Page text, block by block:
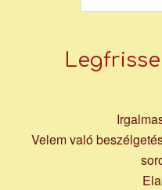
Velem való